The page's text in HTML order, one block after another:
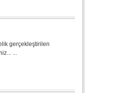
gerçekleştirilen
...